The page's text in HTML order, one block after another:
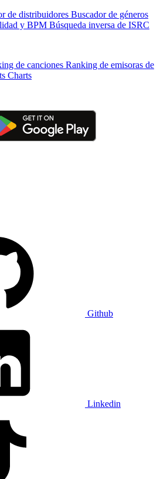
de distribuidores Buscador de géneros
y BPM Búsqueda inversa de ISRC
de canciones Ranking de emisoras de
Charts
Github
Linkedin